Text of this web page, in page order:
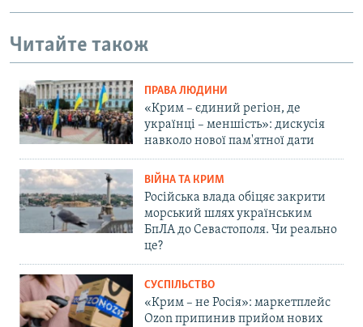
Читайте також
ПРАВА ЛЮДИНИ
«Крим – єдиний регіон, де
українці – меншість»: дискусія
навколо нової пам'ятної дати
ВІЙНА ТА КРИМ
Російська влада обіцяє закрити
морський шлях українським
БпЛА до Севастополя. Чи реально
це?
СУСПІЛЬСТВО
«Крим – не Росія»: маркетплейс
Ozon припинив прийом нових